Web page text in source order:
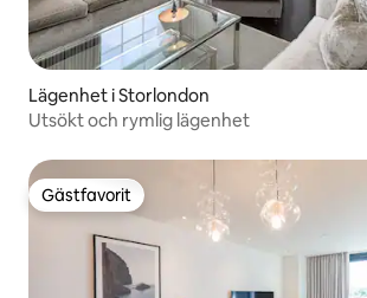
Lägenhet i Storlondon
Utsökt och rymlig lägenhet
Gästfavorit
Gästfavorit